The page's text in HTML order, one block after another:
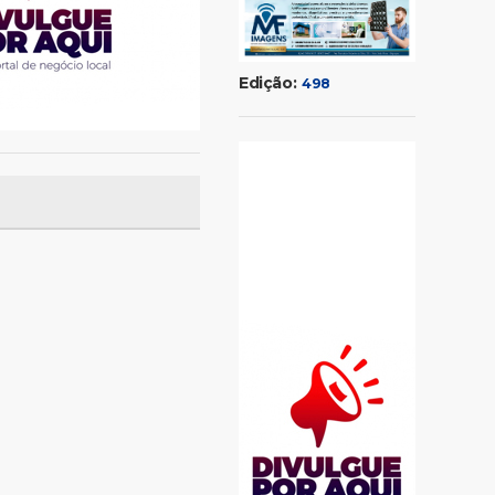
Edição: 498